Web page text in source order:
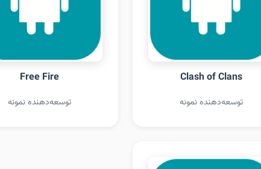
Clash of Clans
توسعه‌دهنده نمونه
Free Fire
توسعه‌دهنده نمونه